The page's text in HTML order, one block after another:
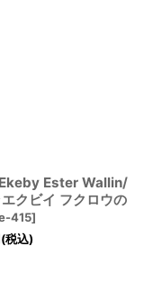
Ester Wallin/
クビイ フクロウの
415]
(税込)